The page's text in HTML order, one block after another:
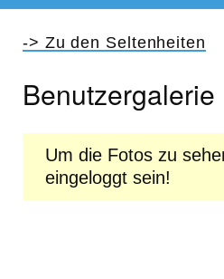
Inhalt
-> Zu den Seltenheiten
Benutzergalerie
Um die Fotos zu
eingeloggt sein!